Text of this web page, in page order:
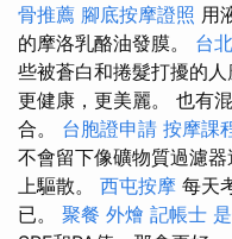
骨推薦 腳底按摩證照 用
的摩洛乳酪油發膜。 台
些被蒼白和捲髮打擾的
更健康，更美麗。 也有
合。 台胞證申請 按摩課
不會留下像礦物質過濾
上驅散。 西屯按摩 每天
已。 聚餐 外燴 記帳士